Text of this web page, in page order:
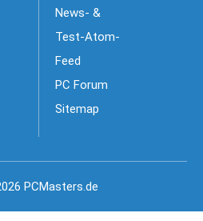
News- &
Test-Atom-
Feed
PC Forum
Sitemap
PCMasters.de